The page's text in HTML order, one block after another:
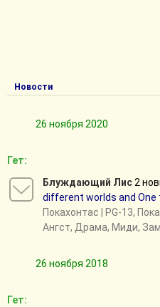
Новости
26 ноября 2020
Гет:
Блуждающий Лис2
different worlds and Оne
Покахонтас | PG-13,
Ангст, Драма, Миди,
26 ноября 2018
Гет: